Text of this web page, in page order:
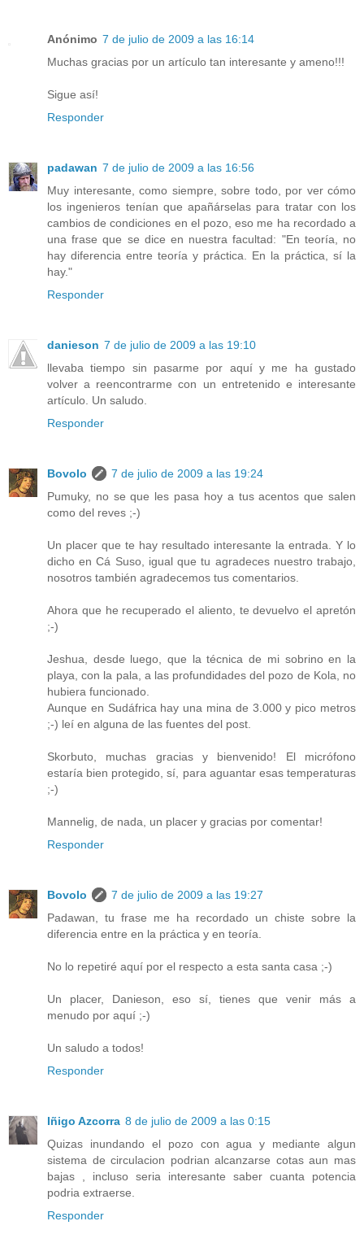
Anónimo 7 de julio de 2009 a las 16:14
Muchas gracias por un artículo tan interesante y ameno!!!
Sigue así!
Responder
padawan 7 de julio de 2009 a las 16:56
Muy interesante, como siempre, sobre todo, por ver cómo
los ingenieros tenían que apañárselas para tratar con los
cambios de condiciones en el pozo, eso me ha recordado a
una frase que se dice en nuestra facultad: "En teoría, no
hay diferencia entre teoría y práctica. En la práctica, sí la
hay."
Responder
danieson 7 de julio de 2009 a las 19:10
llevaba tiempo sin pasarme por aquí y me ha gustado
volver a reencontrarme con un entretenido e interesante
artículo. Un saludo.
Responder
Bovolo
7 de julio de 2009 a las 19:24
Pumuky, no se que les pasa hoy a tus acentos que salen
como del reves ;-)
Un placer que te hay resultado interesante la entrada. Y lo
dicho en Cá Suso, igual que tu agradeces nuestro trabajo,
nosotros también agradecemos tus comentarios.
Ahora que he recuperado el aliento, te devuelvo el apretón
;-)
Jeshua, desde luego, que la técnica de mi sobrino en la
playa, con la pala, a las profundidades del pozo de Kola, no
hubiera funcionado.
Aunque en Sudáfrica hay una mina de 3.000 y pico metros
;-) leí en alguna de las fuentes del post.
Skorbuto, muchas gracias y bienvenido! El micrófono
estaría bien protegido, sí, para aguantar esas temperaturas
;-)
Mannelig, de nada, un placer y gracias por comentar!
Responder
Bovolo
7 de julio de 2009 a las 19:27
Padawan, tu frase me ha recordado un chiste sobre la
diferencia entre en la práctica y en teoría.
No lo repetiré aquí por el respecto a esta santa casa ;-)
Un placer, Danieson, eso sí, tienes que venir más a
menudo por aquí ;-)
Un saludo a todos!
Responder
Iñigo Azcorra 8 de julio de 2009 a las 0:15
Quizas inundando el pozo con agua y mediante algun
sistema de circulacion podrian alcanzarse cotas aun mas
bajas , incluso seria interesante saber cuanta potencia
podria extraerse.
Responder